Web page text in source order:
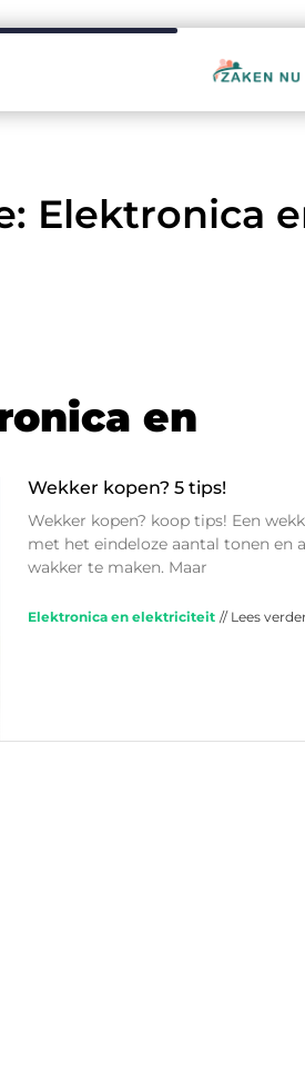
Elektronica
en
Wekker kopen? 5 tips!
Wekker kopen? koop tips! Een
met het eindeloze aantal tonen en
wakker te maken. Maar
Elektronica en elektriciteit // Lees